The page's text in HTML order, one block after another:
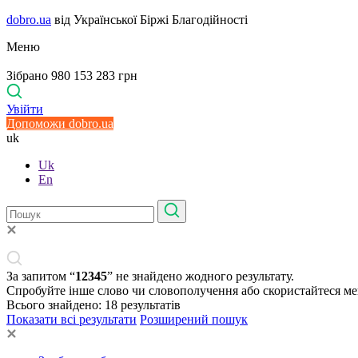
dobro.ua від Української Біржі Благодійності
Меню
Зібрано 980 153 283 грн
Увійти
Допоможи dobro.ua
uk
Uk
En
За запитом “12345” не знайдено жодного результату.
Спробуйте інше слово чи словополучення або скористайтеся
Всього знайдено: 18 результатів
Показати всі результати Розширений пошук